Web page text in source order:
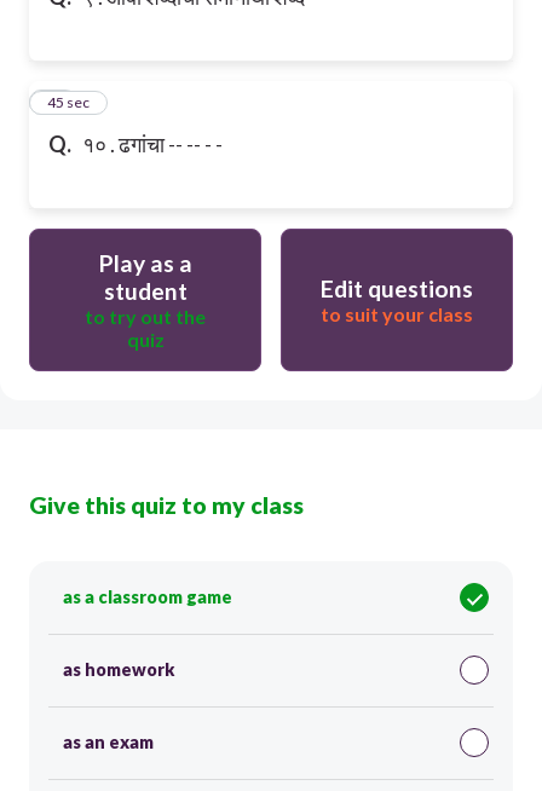
Q. १० . ढगांचा -- -- - -
10
45 sec
Play as a
student
to try out the
quiz
Edit questions
to suit your class
Give this quiz to my class
as a classroom game
as homework
as an exam